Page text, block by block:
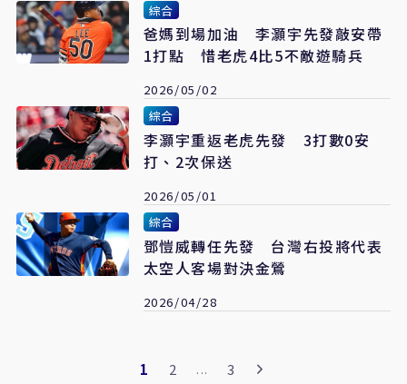
綜合
爸媽到場加油 李灝宇先發敲安帶
1打點 惜老虎4比5不敵遊騎兵
2026/05/02
綜合
李灝宇重返老虎先發 3打數0安
打、2次保送
2026/05/01
綜合
鄧愷威轉任先發 台灣右投將代表
太空人客場對決金鶯
2026/04/28
1 2 ... 3